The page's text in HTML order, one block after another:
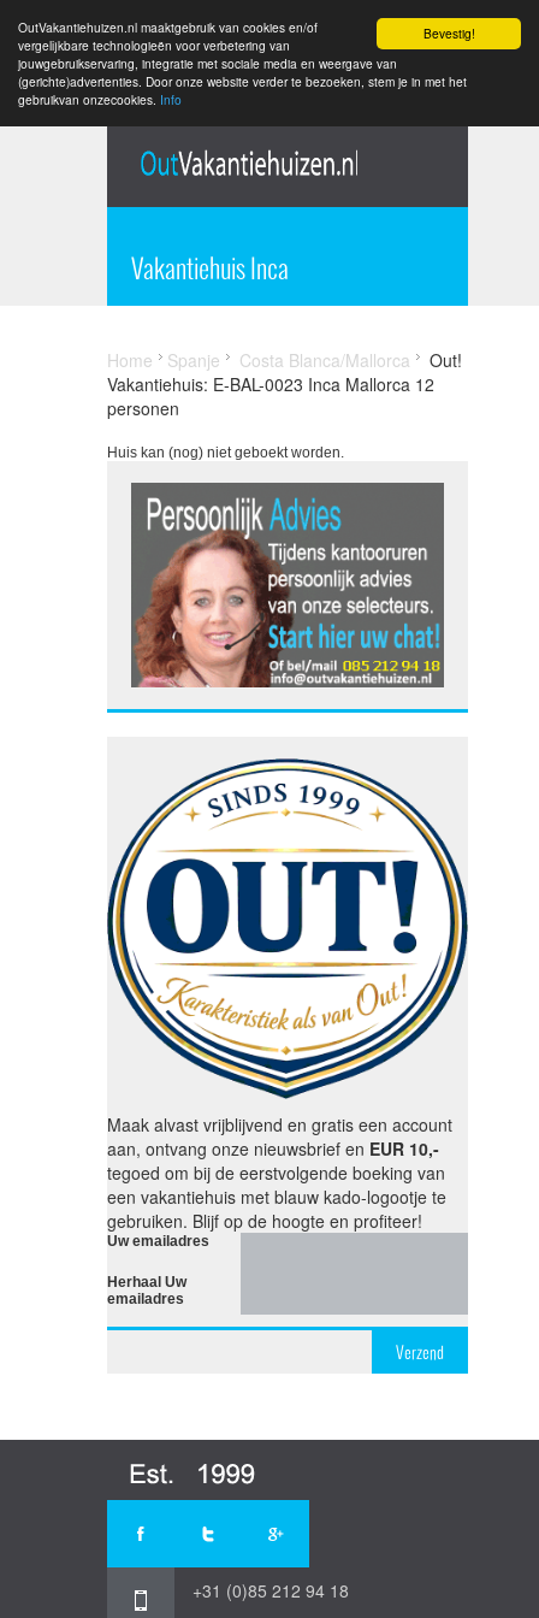
Bevestig!
OutVakantiehuizen.nl maaktgebruik van cookies en/of
vergelijkbare technologieën voor verbetering van
jouwgebruikservaring, integratie met sociale media en weergave van
(gerichte)advertenties. Door onze website verder te bezoeken, stem je in met het
gebruikvan onzecookies. Info
Vakantiehuis Inca
Home Spanje Costa Blanca/Mallorca
Out!
Vakantiehuis: E-BAL-0023 Inca Mallorca 12
personen
Huis kan (nog) niet geboekt worden.
Maak alvast vrijblijvend en gratis een account
aan, ontvang onze nieuwsbrief en EUR 10,-
tegoed om bij de eerstvolgende boeking van
een vakantiehuis met blauw kado-logootje te
gebruiken. Blijf op de hoogte en profiteer!
Uw emailadres
Herhaal Uw
emailadres
Verzend
+31 (0)85 212 94 18